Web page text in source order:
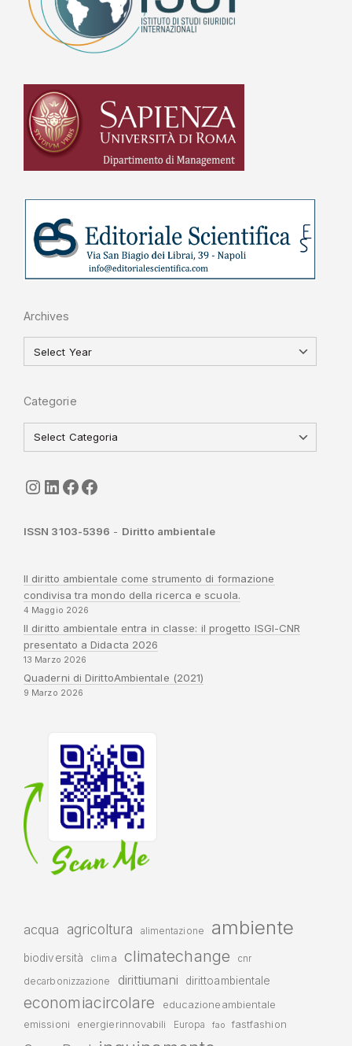
Archives
Categorie
seguici
LinkedIn
ISGI-CNRSapienza
ISSN 3103-5396 - Diritto ambientale
Il diritto ambientale come strumento di formazione
condivisa tra mondo della ricerca e scuola.
4 Maggio 2026
Il diritto ambientale entra in classe: il progetto ISGI-CNR
presentato a Didacta 2026
13 Marzo 2026
Quaderni di DirittoAmbientale (2021)
9 Marzo 2026
acqua agricoltura alimentazione ambiente
biodiversità clima climatechange cnr
decarbonizzazione dirittiumani dirittoambientale
economiacircolare
educazioneambientale
emissioni
energierinnovabili Europa fao fastfashion